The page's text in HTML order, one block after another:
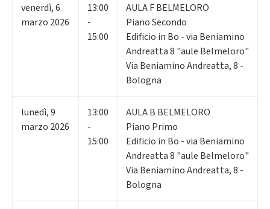
venerdì,6
marzo 2026
13:00
-
15:00
AULA F BELMELORO
Piano Secondo
Edificio in Bo - via Beniamino
Andreatta 8 "aule Belmeloro"
Via Beniamino Andreatta, 8 -
Bologna
lunedì,9
marzo 2026
13:00
-
15:00
AULA B BELMELORO
Piano Primo
Edificio in Bo - via Beniamino
Andreatta 8 "aule Belmeloro"
Via Beniamino Andreatta, 8 -
Bologna